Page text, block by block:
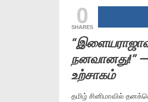
0
SHARES
நனவானது!”
உற்சாகம்
தமிழ் சினிமாவில்